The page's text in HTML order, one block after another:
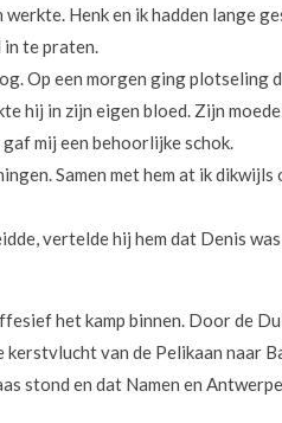
Henk en ik hadden lange
in te praten.
Op een morgen ging plotseling
hij in zijn eigen bloed. Zijn
mij een behoorlijke schok.
Samen met hem at ik
vertelde hij hem dat Denis
het kamp binnen. Door de
van de Pelikaan naar
stond en dat Namen en